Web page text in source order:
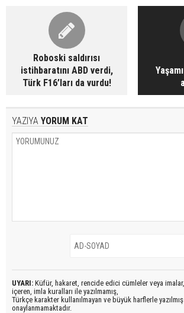
Roboski saldırısı
istihbaratını ABD verdi,
Türk F16’ları da vurdu!
YAZIYA YORUM KAT
UYARI: Küfür, hakaret, rencide edici cümleler veya
içeren, imla kuralları ile yazılmamış,
Türkçe karakter kullanılmayan ve büyük harflerle
onaylanmamaktadır.